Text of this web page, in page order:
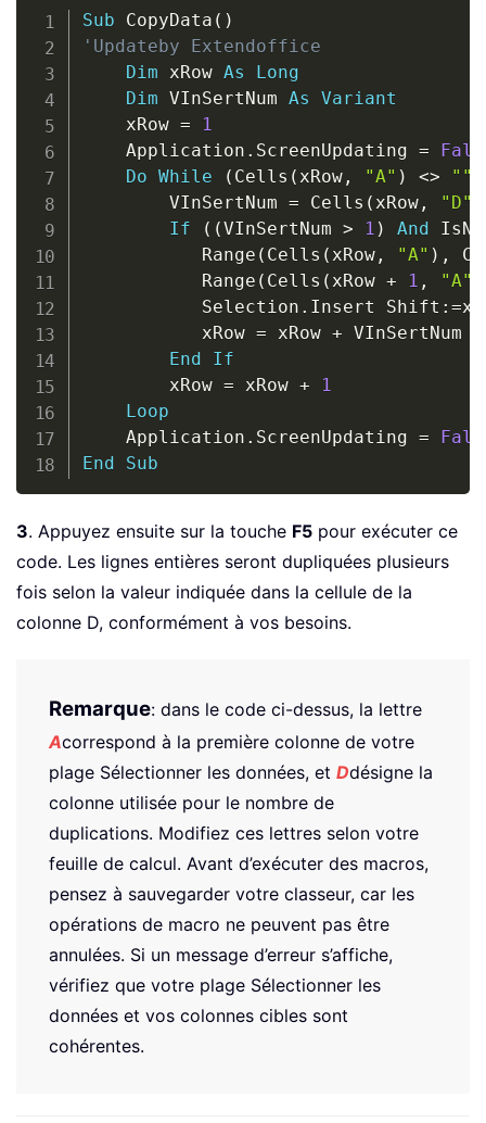
Sub CopyData ( )
'Updateby Extendoffice
Dim xRow As
Long
Dim VInSertNum As
Variant
    xRow
=
1
    Application
. ScreenUpdating =
Do While ( Cells ( xRow, "A" ) <> ""
        VInSertNum
= Cells ( xRow, "D"
If
( (VInSertNum > 1 ) And
           Range
( Cells ( xRow, "A" ) ,
           Range
( Cells ( xRow + 1 , "A"
           Selection
. Insert Shift : =
           xRow
= xRow + VInSertNum
End
If
        xRow
= xRow +
1
Loop
    Application
. ScreenUpdating =
End
Sub
3. Appuyez ensuite sur la touche F5 pour exécuter ce
code. Les lignes entières seront dupliquées plusieurs
fois selon la valeur indiquée dans la cellule de la
colonne D, conformément à vos besoins.
Remarque: dans le code ci-dessus, la lettre
Acorrespond à la première colonne de votre
plage Sélectionner les données, et Ddésigne la
colonne utilisée pour le nombre de
duplications. Modifiez ces lettres selon votre
feuille de calcul. Avant d’exécuter des macros,
pensez à sauvegarder votre classeur, car les
opérations de macro ne peuvent pas être
annulées. Si un message d’erreur s’affiche,
vérifiez que votre plage Sélectionner les
données et vos colonnes cibles sont
cohérentes.